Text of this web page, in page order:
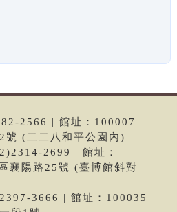
2566 | 館址：100007
號 (二二八和平公園內)
2699 | 館址：
襄陽路25號 (臺博館斜對
3666 | 館址：100035